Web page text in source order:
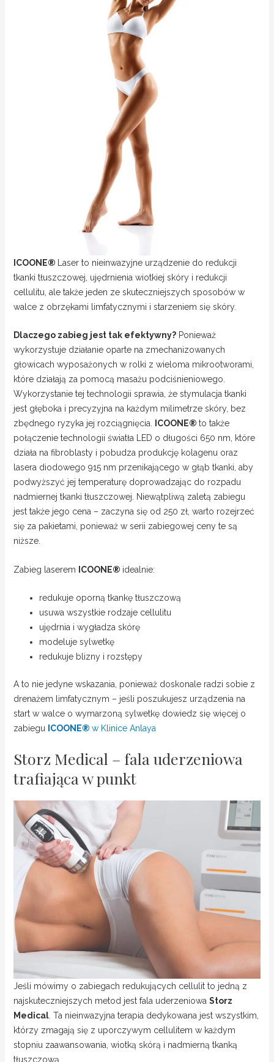
ICOONE®
Laser to nieinwazyjne urządzenie do redukcji
tkanki tłuszczowej, ujędrnienia wiotkiej skóry i redukcji
cellulitu, ale także jeden ze skuteczniejszych sposobów w
walce z obrzękami limfatycznymi i starzeniem się skóry.
Dlaczego zabieg jest tak efektywny?Ponieważ
wykorzystuje działanie oparte na zmechanizowanych
głowicach wyposażonych w rolki z wieloma mikrootworami,
które działają za pomocą masażu podciśnieniowego.
Wykorzystanie tej technologii sprawia, że stymulacja tkanki
jest głęboka i precyzyjna na każdym milimetrze skóry, bez
zbędnego ryzyka jej rozciągnięcia.
ICOONE® to także
połączenie technologii światła LED o długości 650 nm, które
działa na fibroblasty i pobudza produkcję kolagenu oraz
lasera diodowego 915 nm przenikającego w głąb tkanki, aby
podwyższyć jej temperaturę doprowadzając do rozpadu
nadmiernej tkanki tłuszczowej. Niewątpliwą zaletą zabiegu
jest także jego cena – zaczyna się od 250 zł, warto rozejrzeć
się za pakietami, ponieważ w serii zabiegowej ceny te są
niższe.
Zabieg laserem ICOONE® idealnie:
redukuje oporną tkankę tłuszczową
usuwa wszystkie rodzaje cellulitu
ujędrnia i wygładza skórę
modeluje sylwetkę
redukuje blizny i rozstępy
A to nie jedyne wskazania, ponieważ doskonale radzi sobie z
drenażem limfatycznym – jeśli poszukujesz urządzenia na
start w walce o wymarzoną sylwetkę dowiedz się więcej o
zabiegu
ICOONE® w Klinice Anlaya
Storz Medical – fala uderzeniowa
trafiająca w punkt
Jeśli mówimy o zabiegach redukujących cellulit to jedną z
najskuteczniejszych metod jest fala uderzeniowa Storz
Medical. Ta nieinwazyjna terapia dedykowana jest wszystkim,
którzy zmagają się z uporczywym cellulitem w każdym
stopniu zaawansowania, wiotką skórą i nadmierną tkanką
tłuszczową.